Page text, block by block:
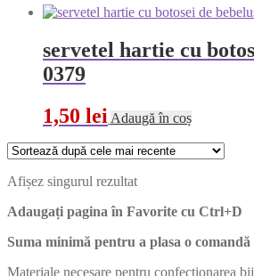
servetel hartie cu
0379
1,50 lei Adaugă în coș
Afișez singurul rezultat
Adaugați pagina în Favorite cu Ctrl+D
Suma minimă pentru a plasa o comandă
Materiale necesare pentru confecționarea